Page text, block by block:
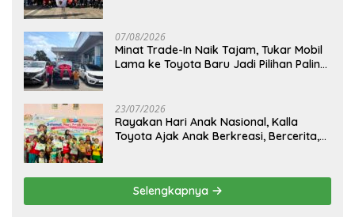
07/08/2026
Minat Trade-In Naik Tajam, Tukar Mobil
Lama ke Toyota Baru Jadi Pilihan Paling
23/07/2026
Rayakan Hari Anak Nasional, Kalla
Toyota Ajak Anak Berkreasi, Bercerita,
Selengkapnya